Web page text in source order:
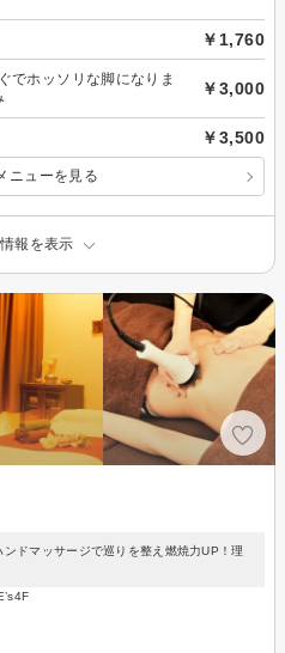
￥1,760
でホッソリな脚になりま
￥3,000
￥3,500
ニューを見る
報を表示
ドマッサージで巡りを整え燃焼力UP！理